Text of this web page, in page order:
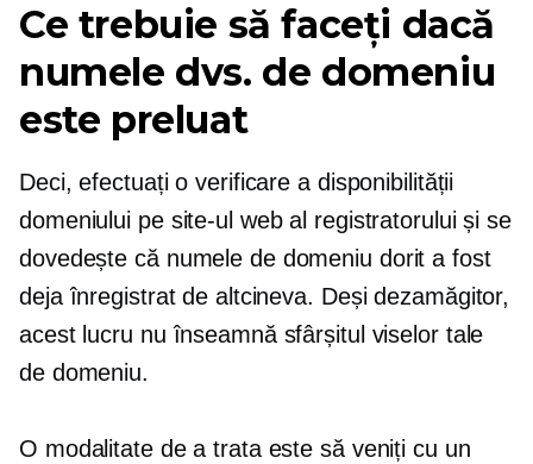
Ce trebuie să faceți dacă
numele dvs. de domeniu
este preluat
Deci, efectuați o verificare a disponibilității
domeniului pe site-ul web al registratorului și se
dovedește că numele de domeniu dorit a fost
deja înregistrat de altcineva. Deși dezamăgitor,
acest lucru nu înseamnă sfârșitul viselor tale
de domeniu.
O modalitate de a trata este să veniți cu un